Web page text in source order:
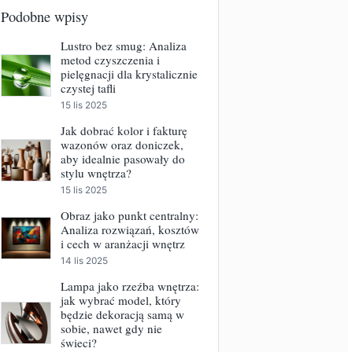
Podobne wpisy
Lustro bez smug: Analiza
metod czyszczenia i
pielęgnacji dla krystalicznie
czystej tafli
15 lis 2025
Jak dobrać kolor i fakturę
wazonów oraz doniczek,
aby idealnie pasowały do
stylu wnętrza?
15 lis 2025
Obraz jako punkt centralny:
Analiza rozwiązań, kosztów
i cech w aranżacji wnętrz
14 lis 2025
Lampa jako rzeźba wnętrza:
jak wybrać model, który
będzie dekoracją samą w
sobie, nawet gdy nie
świeci?